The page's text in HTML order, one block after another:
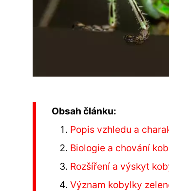
Obsah článku:
Popis vzhledu a
Biologie a chování
Rozšíření a výskyt
Význam kobylky